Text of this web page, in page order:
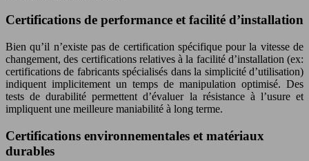
Certifications de performance et facilité d’installation
Bien qu’il n’existe pas de certification spécifique pour la vitesse de
changement, des certifications relatives à la facilité d’installation (ex:
certifications de fabricants spécialisés dans la simplicité d’utilisation)
indiquent implicitement un temps de manipulation optimisé. Des
tests de durabilité permettent d’évaluer la résistance à l’usure et
impliquent une meilleure maniabilité à long terme.
Certifications environnementales et matériaux
durables